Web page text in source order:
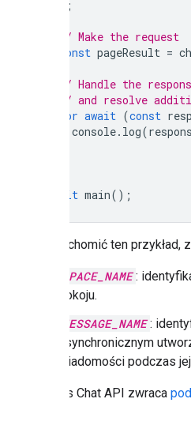
};
// Make the request
const pageResult =
// Handle the
// and resolve
for await (const
console. log(
await main();
Aby uruchomić ten
SPACE_NAME :
pokoju.
MESSAGE_NAME :
asynchronicznym
wiadomości podczas
Interfejs Chat API zwraca